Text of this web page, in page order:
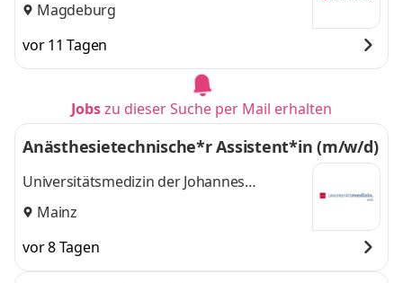
Magdeburg
vor 11 Tagen
Jobszu dieser Suche per Mail erhalten
Anästhesietechnische*r Assistent*in (m/w/d)
Universitätsmedizin der Johannes
Gutenberg-Universität Mainz
Mainz
vor 8 Tagen